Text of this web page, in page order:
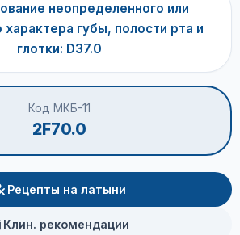
неопределенного или
характера губы, полости рта и
глотки: D37.0
Код МКБ-11
2F70.0
Рецепты на латыни
Клин. рекомендации